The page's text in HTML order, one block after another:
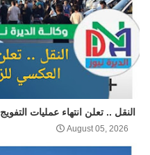
النقل .. تعلن انتهاء عمليات
August 05, 2026